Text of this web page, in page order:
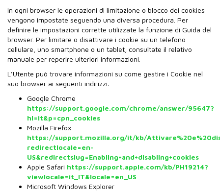
In ogni browser le operazioni di limitazione o blocco dei cookies
vengono impostate seguendo una diversa procedura. Per
definire le impostazioni corrette utilizzate la funzione di Guida del
browser. Per limitare o disattivare i cookie su un telefono
cellulare, uno smartphone o un tablet, consultate il relativo
manuale per reperire ulteriori informazioni.
L’Utente può trovare informazioni su come gestire i Cookie nel
suo browser ai seguenti indirizzi:
Google Chrome
https://support.google.com/chrome/answer/95647?
hl=it&p=cpn_cookies
Mozilla Firefox
https://support.mozilla.org/it/kb/
redirectlocale=en-
US&redirectslug=Enabling+and+disabling+cookies
Apple Safari https://support.apple.com/kb/PH19214?
viewlocale=it_IT&locale=en_US
Microsoft Windows Explorer